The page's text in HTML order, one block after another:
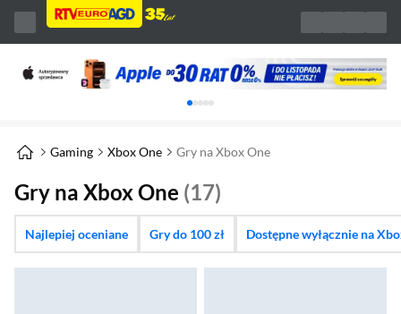
Karuzela z banerami, aktualny element 1 z
Gaming Xbox One Gry na Xbox One
Gry na Xbox One (17)
Najlepiej oceniane Gry do 100 zł Dostępne wyłącznie na